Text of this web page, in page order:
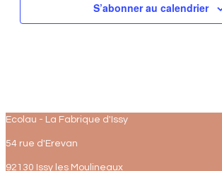
S’abonner au calendrier
Ecolau - La Fabrique d'Issy
54 rue d'Erevan
92130 Issy les Moulineaux